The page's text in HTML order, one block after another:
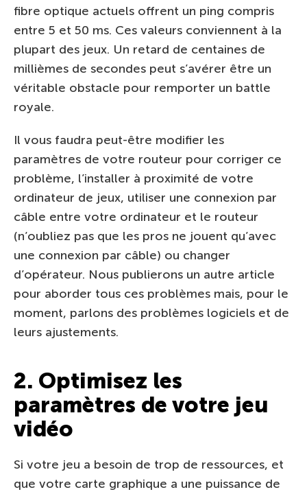
fibre optique actuels offrent un ping compris
entre 5 et 50 ms. Ces valeurs conviennent à la
plupart des jeux. Un retard de centaines de
millièmes de secondes peut s’avérer être un
véritable obstacle pour remporter un battle
royale.
Il vous faudra peut-être modifier les
paramètres de votre routeur pour corriger ce
problème, l’installer à proximité de votre
ordinateur de jeux, utiliser une connexion par
câble entre votre ordinateur et le routeur
(n’oubliez pas que les pros ne jouent qu’avec
une connexion par câble) ou changer
d’opérateur. Nous publierons un autre article
pour aborder tous ces problèmes mais, pour le
moment, parlons des problèmes logiciels et de
leurs ajustements.
2. Optimisez les
paramètres de votre jeu
vidéo
Si votre jeu a besoin de trop de ressources, et
que votre carte graphique a une puissance de